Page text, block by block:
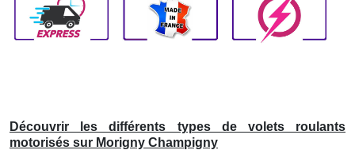
Découvrir les différents types de volets roulants
motorisés sur Morigny Champigny